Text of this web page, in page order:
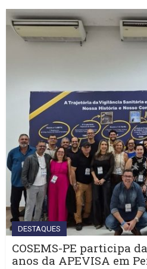
DESTAQUES
COSEMS-PE participa
anos da APEVISA em